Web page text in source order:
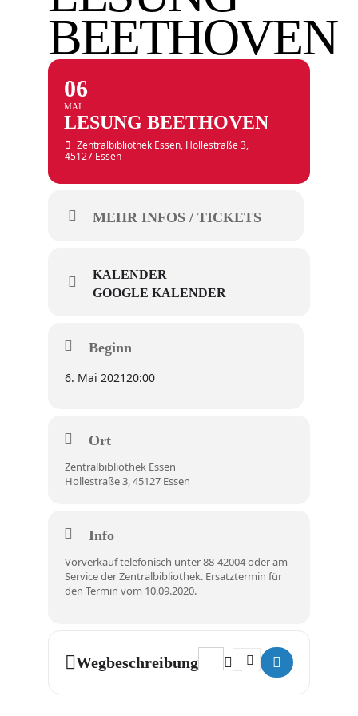
BEETHOVEN
06
MAI
LESUNG BEETHOVEN
Zentralbibliothek Essen, Hollestraße 3,
45127 Essen
MEHR INFOS / TICKETS
KALENDER
GOOGLE KALENDER
Beginn
6. Mai 202120:00
Ort
Zentralbibliothek Essen
Hollestraße 3, 45127 Essen
Info
Vorverkauf telefonisch unter 88-42004 oder am
Service der Zentralbibliothek. Ersatztermin für
den Termin vom 10.09.2020.
WegbeschreibungAddress - Lesung Beethoven
Destination Address -